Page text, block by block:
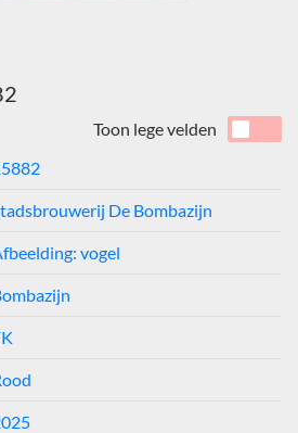
Toon lege velden
De Bombazijn
vogel